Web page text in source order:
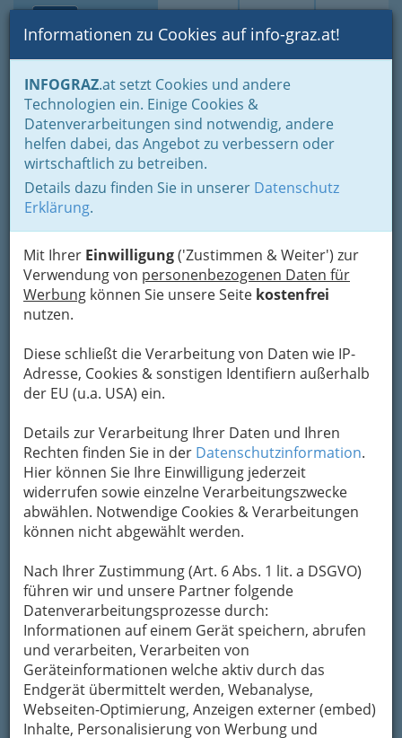
Suche Login Toggle
Informationen zu Cookies auf info-graz.at!
INFOGRAZ.at setzt Cookies und andere
Technologien ein. Einige Cookies &
Datenverarbeitungen sind notwendig, andere
helfen dabei, das Angebot zu verbessern oder
wirtschaftlich zu betreiben.
Details dazu finden Sie in unserer Datenschutz
Erklärung.
Mit Ihrer Einwilligung('Zustimmen & Weiter') zur
Verwendung von personenbezogenen Daten für
Werbung können Sie unsere Seite kostenfrei
nutzen.
Diese schließt die Verarbeitung von Daten wie IP-
Adresse, Cookies & sonstigen Identifiern außerhalb
der EU (u.a. USA) ein.
Details zur Verarbeitung Ihrer Daten und Ihren
Rechten finden Sie in der Datenschutzinformation.
Hier können Sie Ihre Einwilligung jederzeit
widerrufen sowie einzelne Verarbeitungszwecke
abwählen. Notwendige Cookies & Verarbeitungen
können nicht abgewählt werden.
Nach Ihrer Zustimmung (Art. 6 Abs. 1 lit. a DSGVO)
führen wir und unsere Partner folgende
Datenverarbeitungsprozesse durch:
Informationen auf einem Gerät speichern, abrufen
und verarbeiten, Verarbeiten von
Geräteinformationen welche aktiv durch das
Endgerät übermittelt werden, Webanalyse,
Webseiten-Optimierung, Anzeigen externer (embed)
Inhalte, Personalisierung von Werbung und
Home Branchen
Einkaufen & Schenken - der Handel
Handel in Graz
Dinge des täglichen Lebens
Großhandel mit Papierwaren u. Schreib- und Büroartikel
Großhandel mit
Papierwaren u. Schreib- und
Büroartikel
Großhändler für Papierwaren, Schreibwaren und Büroartikel in
Graz:
Bezirksauswahl
Alle Bezirke
Österreichische Post
Aktiengesellschaft
Körösistraße 56, 8010 Graz
+43 1 5122603
Karte & Routenplaner
Eintrag ändern
Kategorien
Österreichische Post
Aktiengesellschaft
Kärntner Straße 154, 8053 Graz-Neuhart
+43 1 512 2603
Karte & Routenplaner
Eintrag ändern